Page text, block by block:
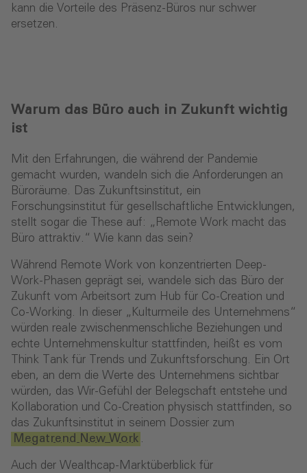
kann die Vorteile des Präsenz-Büros nur schwer
ersetzen.
Warum das Büro auch in Zukunft wichtig
ist
Mit den Erfahrungen, die während der Pandemie
gemacht wurden, wandeln sich die Anforderungen an
Büroräume. Das Zukunftsinstitut, ein
Forschungsinstitut für gesellschaftliche Entwicklungen,
stellt sogar die These auf: „Remote Work macht das
Büro attraktiv.“ Wie kann das sein?
Während Remote Work von konzentrierten Deep-
Work-Phasen geprägt sei, wandele sich das Büro der
Zukunft vom Arbeitsort zum Hub für Co-Creation und
Co-Working. In dieser „Kulturmeile des Unternehmens“
würden reale zwischenmenschliche Beziehungen und
echte Unternehmenskultur stattfinden, heißt es vom
Think Tank für Trends und Zukunftsforschung. Ein Ort
eben, an dem die Werte des Unternehmens sichtbar
würden, das Wir-Gefühl der Belegschaft entstehe und
Kollaboration und Co-Creation physisch stattfinden, so
das Zukunftsinstitut in seinem Dossier zum
Megatrend New Work .
Auch der Wealthcap-Marktüberblick für